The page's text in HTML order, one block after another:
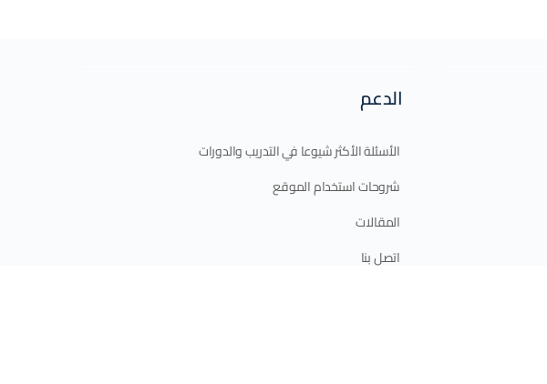
الدعم
الأسئلة الأكثر شيوعا في التدريب والدورات
شروحات استخدام الموقع
المقالات
اتصل بنا